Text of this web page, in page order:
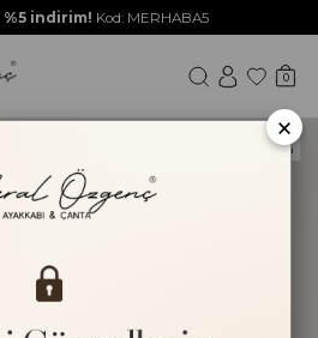
%5 indirim! Kod: MERHABA5
0
Yeni Ürün
×